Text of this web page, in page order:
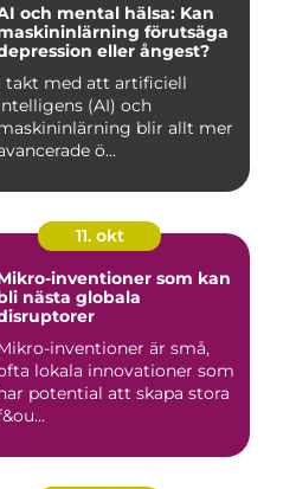
och mental hälsa: Kan
förutsäga
eller ångest?
takt med att artificiell
(AI) och
blir allt mer
ö...
11. okt
inventioner som kan
nästa globala
inventioner är små,
lokala innovationer som
potential att skapa stora